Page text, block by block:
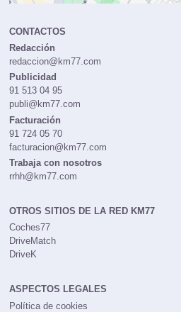
CONTACTOS
Redacción
redaccion@km77.com
Publicidad
91 513 04 95
publi@km77.com
Facturación
91 724 05 70
facturacion@km77.com
Trabaja con nosotros
rrhh@km77.com
OTROS SITIOS DE LA RED KM77
Coches77
DriveMatch
DriveK
ASPECTOS LEGALES
Política de cookies